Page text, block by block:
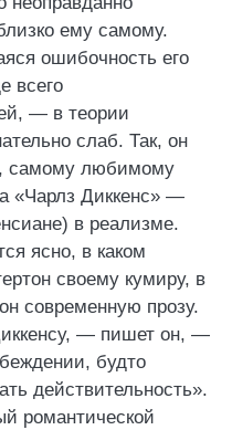
ему самому.
ошибочность его
всего
— в теории
слаб. Так, он
самому любимому
«Чарлз Диккенс» —
в реализме.
ясно, в каком
своему кумиру, в
современную прозу.
— пишет он, —
будто
действительность».
романтической